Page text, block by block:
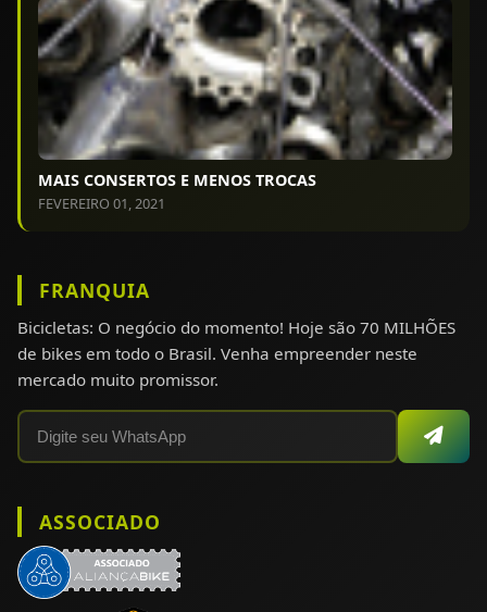
MAIS CONSERTOS E MENOS TROCAS
FEVEREIRO 01, 2021
FRANQUIA
Bicicletas: O negócio do momento! Hoje são 70 MILHÕES
de bikes em todo o Brasil. Venha empreender neste
mercado muito promissor.
ASSOCIADO